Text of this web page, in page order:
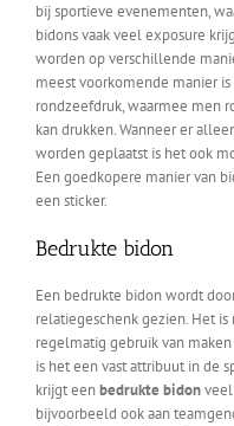
bij sportieve evenementen,
bidons vaak veel exposure
worden op verschillende
meest voorkomende manier is
rondzeefdruk, waarmee men
kan drukken. Wanneer er
worden geplaatst is het ook
Een goedkopere manier van
een sticker.
Bedrukte bidon
Een bedrukte bidon wordt
relatiegeschenk gezien. Het
regelmatig gebruik van
is het een vast attribuut in de
krijgt eenbedrukte bidon
bijvoorbeeld ook aan